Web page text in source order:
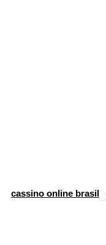
cassino online brasil